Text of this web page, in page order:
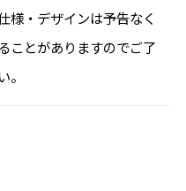
様・デザインは予告なく
ことがありますのでご了
。